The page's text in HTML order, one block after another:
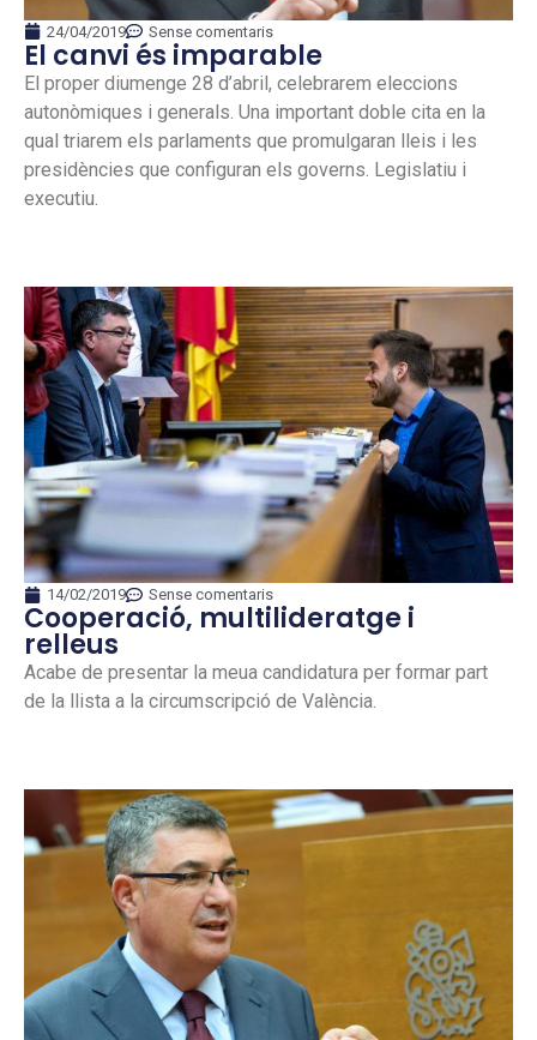
24/04/2019 Sense comentaris
El canvi és imparable
El proper diumenge 28 d’abril, celebrarem eleccions
autonòmiques i generals. Una important doble cita en la
qual triarem els parlaments que promulgaran lleis i les
presidències que configuran els governs. Legislatiu i
executiu.
14/02/2019 Sense comentaris
Cooperació, multilideratge i
relleus
Acabe de presentar la meua candidatura per formar part
de la llista a la circumscripció de València.